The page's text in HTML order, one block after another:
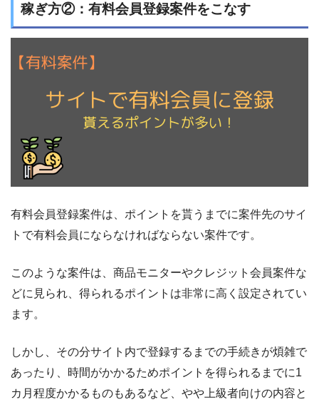
稼ぎ方②：有料会員登録案件をこなす
有料会員登録案件は、ポイントを貰うまでに案件先のサイ
トで有料会員にならなければならない案件です。
このような案件は、商品モニターやクレジット会員案件な
どに見られ、得られるポイントは非常に高く設定されてい
ます。
しかし、その分サイト内で登録するまでの手続きが煩雑で
あったり、時間がかかるためポイントを得られるまでに1
カ月程度かかるものもあるなど、やや上級者向けの内容と